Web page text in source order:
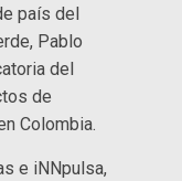
país del
Pablo
del
de
Colombia.
e iNNpulsa,